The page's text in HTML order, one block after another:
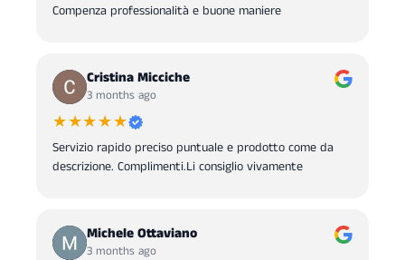
Compenza professionalità e buone maniere
Cristina Micciche
3 months ago
★★★★★
Servizio rapido preciso puntuale e prodotto come da
descrizione. Complimenti.Li consiglio vivamente
Michele Ottaviano
3 months ago